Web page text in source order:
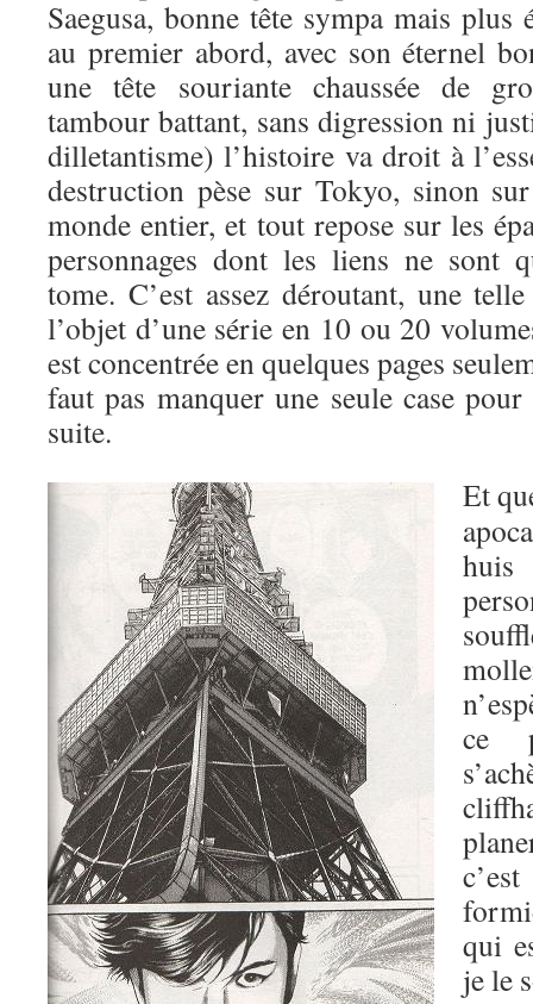
Saegusa, bonne tête sympa mais plus
au premier abord, avec son éternel
une tête souriante chaussée de
tambour battant, sans digression ni
dilletantisme) l’histoire va droit à
destruction pèse sur Tokyo, sinon
monde entier, et tout repose sur les
personnages dont les liens ne sont
tome. C’est assez déroutant, une
l’objet d’une série en 10 ou 20
est concentrée en quelques pages
faut pas manquer une seule case
suite.
Et
ce
qui
je le